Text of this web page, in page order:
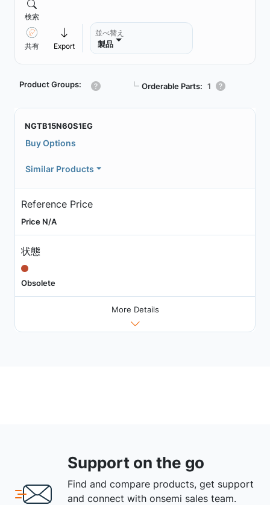
検索
共有 Export
並べ替え
製品
Product Groups: ┗ Orderable Parts: 1
NGTB15N60S1EG
Buy Options
Similar Products
Reference Price
Price N/A
状態
Obsolete
More Details
Support on the go
Find and compare products, get support
and connect with onsemi sales team.